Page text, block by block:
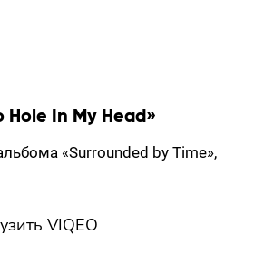
Hole In My Head»
«Surrounded by Time»,
VIQEO